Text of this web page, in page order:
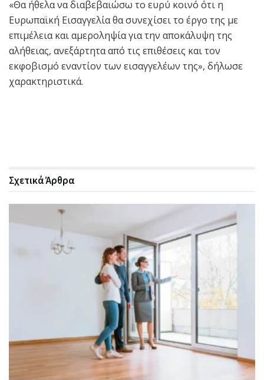
«Θα ήθελα να διαβεβαιώσω το ευρύ κοινό ότι η
Ευρωπαϊκή Εισαγγελία θα συνεχίσει το έργο της με
επιμέλεια και αμεροληψία για την αποκάλυψη της
αλήθειας, ανεξάρτητα από τις επιθέσεις και τον
εκφοβισμό εναντίον των εισαγγελέων της», δήλωσε
χαρακτηριστικά.
ΣχετικάΆρθρα